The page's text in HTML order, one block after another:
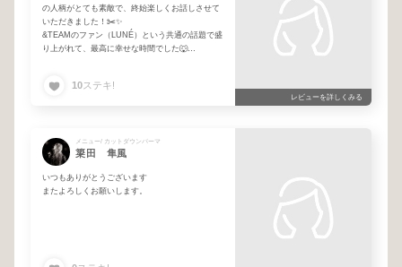
の人柄がとても素敵で、終始楽しくお話しさせて
いただきました！✂️✨
&TEAMのファン（LUNÉ）という共通の話題で盛
り上がれて、最高に幸せな時間でした🐺
10ステキ!
レビューを詳しくみる
メニュー/ カットダウンパーマ
簗田 隼風
いつもありがとうございます
またよろしくお願いします。